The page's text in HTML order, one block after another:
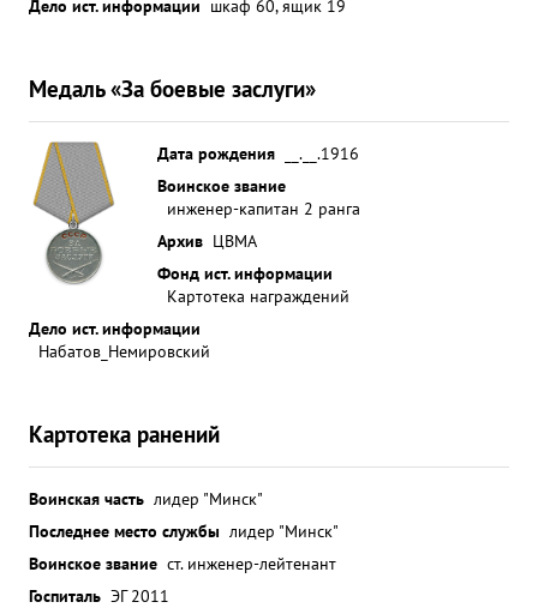
Дело ист. информации шкаф 60, ящик 19
Медаль «За боевые заслуги»
Дата рождения
__.__.1916
Воинское звание
инженер-капитан 2 ранга
Архив ЦВМА
Фонд ист. информации
Картотека награждений
Дело ист. информации
Набатов_Немировский
Картотека ранений
Воинская часть лидер "Минск"
Последнее место службы лидер "Минск"
Воинское звание ст. инженер-лейтенант
Госпиталь ЭГ 2011